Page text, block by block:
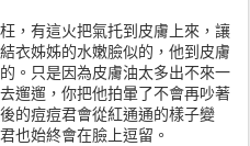
，有這火把氣托到皮膚上來，讓
衣姊姊的水嫩臉似的，他到皮膚
。只是因為皮膚油太多出不來一
遛遛，你把他拍暈了不會再吵著
的痘痘君會從紅通通的樣子變
也始終會在臉上逗留。